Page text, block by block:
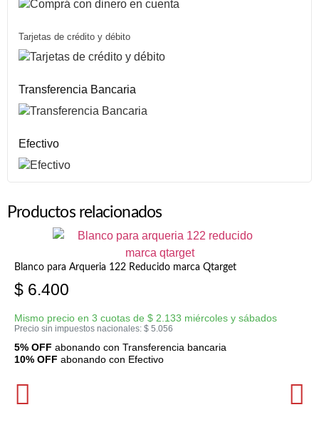
Tarjetas de crédito y débito
Transferencia Bancaria
Efectivo
Productos relacionados
Blanco para Arqueria 122 Reducido marca Qtarget
$ 6.400
Mismo precio en 3 cuotas de $ 2.133 miércoles y sábados
Precio sin impuestos nacionales: $ 5.056
5% OFF abonando con Transferencia bancaria
10% OFF abonando con Efectivo